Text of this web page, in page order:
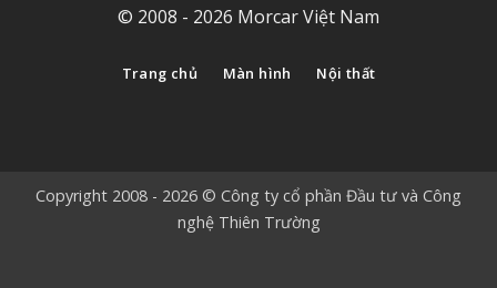
© 2008 - 2026 Morcar Việt Nam
Trang chủ Màn hình Nội thất
Copyright 2008 - 2026 © Công ty cổ phần Đầu tư và Công
nghệ Thiên Trường